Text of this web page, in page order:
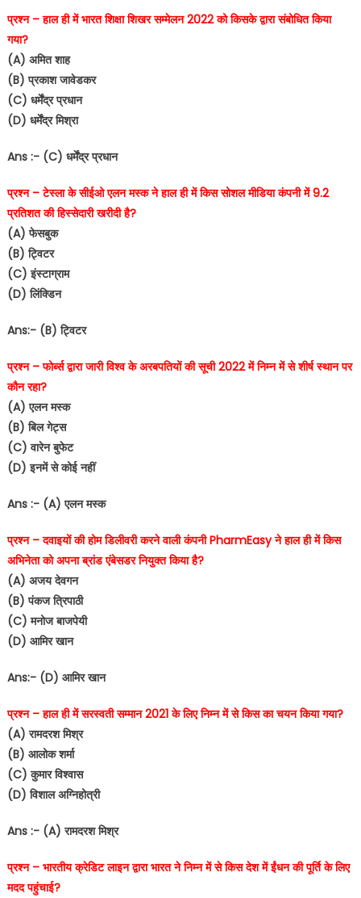
प्रश्न – हाल ही में भारत शिक्षा शिखर सम्मेलन 2022 को किसके द्वारा संबोधित किया
गया?
(A) अमित शाह
(B) प्रकाश जावेडकर
(C) धर्मेंद्र प्रधान
(D) धर्मेंद्र मिश्रा
Ans :- (C) धर्मेंद्र प्रधान
प्रश्न – टेस्ला के सीईओ एलन मस्क ने हाल ही में किस सोशल मीडिया कंपनी में 9.2
प्रतिशत की हिस्सेदारी खरीदी है?
(A) फेसबुक
(B) ट्विटर
(C) इंस्टाग्राम
(D) लिंक्डिन
Ans:- (B) ट्विटर
प्रश्न – फोर्ब्स द्वारा जारी विश्व के अरबपतियों की सूची 2022 में निम्न में से शीर्ष स्थान पर
कौन रहा?
(A) एलन मस्क
(B) बिल गेट्स
(C) वारेन बुफेट
(D) इनमें से कोई नहीं
Ans :- (A) एलन मस्क
प्रश्न – दवाइयों की होम डिलीवरी करने वाली कंपनी PharmEasy ने हाल ही में किस
अभिनेता को अपना ब्रांड एंबेसडर नियुक्त किया है?
(A) अजय देवगन
(B) पंकज त्रिपाठी
(C) मनोज बाजपेयी
(D) आमिर खान
Ans:- (D) आमिर खान
प्रश्न – हाल ही में सरस्वती सम्मान 2021 के लिए निम्न में से किस का चयन किया गया?
(A) रामदरश मिश्र
(B) आलोक शर्मा
(C) कुमार विश्वास
(D) विशाल अग्निहोत्री
Ans :- (A) रामदरश मिश्र
प्रश्न – भारतीय क्रेडिट लाइन द्वारा भारत ने निम्न में से किस देश में ईंधन की पूर्ति के लिए
मदद पहुंचाई?